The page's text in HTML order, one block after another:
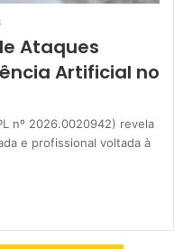
Ataques
Artificial no
nº 2026.0020942) revela
e profissional voltada à